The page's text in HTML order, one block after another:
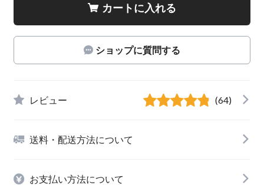
カートに入れる
ショップに質問する
レビュー (64)
送料・配送方法について
お支払い方法について